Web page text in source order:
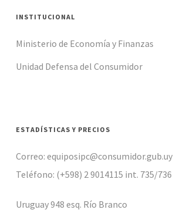
INSTITUCIONAL
Ministerio de Economía y Finanzas
Unidad Defensa del Consumidor
ESTADÍSTICAS Y PRECIOS
Correo: equiposipc@consumidor.gub.uy
Teléfono: (+598) 2 9014115 int. 735/736
Uruguay 948 esq. Río Branco